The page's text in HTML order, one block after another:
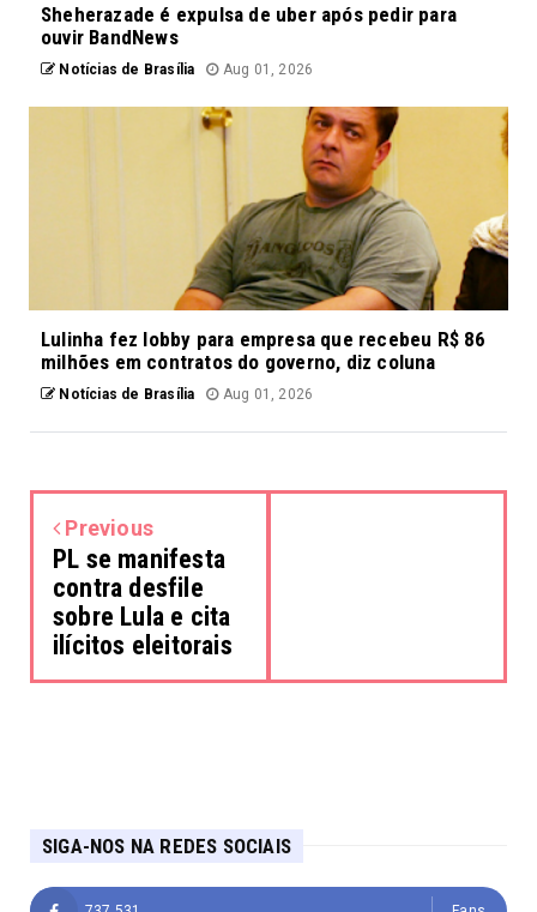
Sheherazade é expulsa de uber após pedir para
ouvir BandNews
Notícias de Brasília Aug 01, 2026
Lulinha fez lobby para empresa que recebeu R$ 86
milhões em contratos do governo, diz coluna
Notícias de Brasília Aug 01, 2026
Previous
PL se manifesta
contra desfile
sobre Lula e cita
ilícitos eleitorais
SIGA-NOS NA REDES SOCIAIS